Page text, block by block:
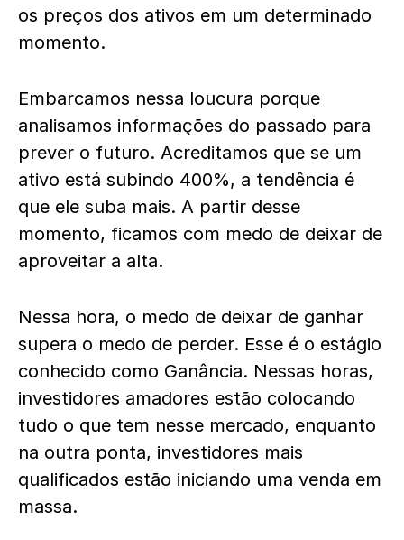
os preços dos ativos em um determinado
momento.
Embarcamos nessa loucura porque
analisamos informações do passado para
prever o futuro. Acreditamos que se um
ativo está subindo 400%, a tendência é
que ele suba mais. A partir desse
momento, ficamos com medo de deixar de
aproveitar a alta.
Nessa hora, o medo de deixar de ganhar
supera o medo de perder. Esse é o estágio
conhecido como Ganância. Nessas horas,
investidores amadores estão colocando
tudo o que tem nesse mercado, enquanto
na outra ponta, investidores mais
qualificados estão iniciando uma venda em
massa.